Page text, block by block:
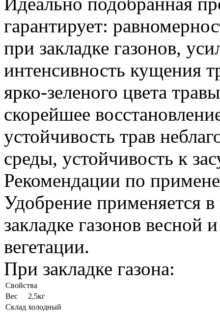
гарантирует:
при закладке газонов,
интенсивность кущения
ярко-зеленого цвета
скорейшее
устойчивость трав
среды, устойчивость к
Рекомендации по
Удобрение применяется
закладке газонов весной
вегетации.
При закладке газона:
Свойства
Вес
2,5кг
Склад холодный